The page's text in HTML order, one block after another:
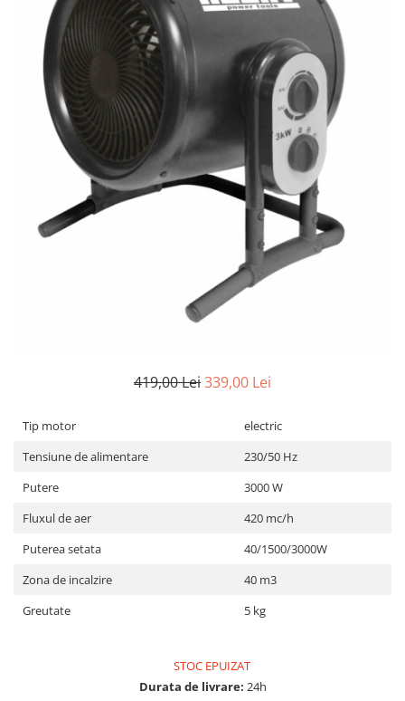
Masini electrice de tuns oi
Motoburghiu
Fierăstrău de mână
Topoare
Suflante
Aspirator pentru frunze
Compostoare
Tocator resturi vegetale
Tavalugi manuali
Scarificatoare
Șuruburi autoforante
Motosape
Motocositori
Motocoase
Batoze
Granulatoare furaje
Mori cereale
419,00 Lei339,00 Lei
Tip motor
electric
Tensiune de alimentare
230/50 Hz
Putere
3000 W
Fluxul de aer
420 mc/h
Puterea setata
40/1500/3000W
Zona de incalzire
40 m3
Greutate
5 kg
STOC EPUIZAT
Durata de livrare: 24h